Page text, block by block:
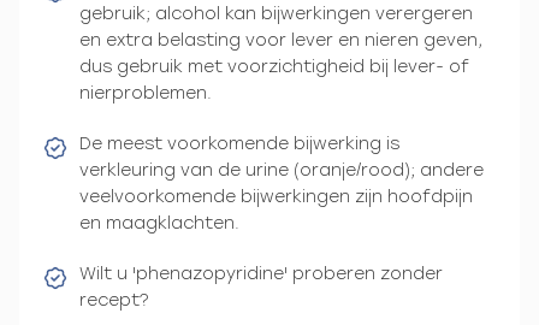
gebruik; alcohol kan bijwerkingen verergeren
en extra belasting voor lever en nieren geven,
dus gebruik met voorzichtigheid bij lever- of
nierproblemen.
De meest voorkomende bijwerking is
verkleuring van de urine (oranje/rood); andere
veelvoorkomende bijwerkingen zijn hoofdpijn
en maagklachten.
Wilt u 'phenazopyridine' proberen zonder
recept?